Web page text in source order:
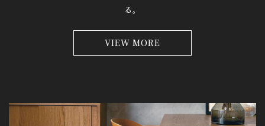
る。
VIEW MORE